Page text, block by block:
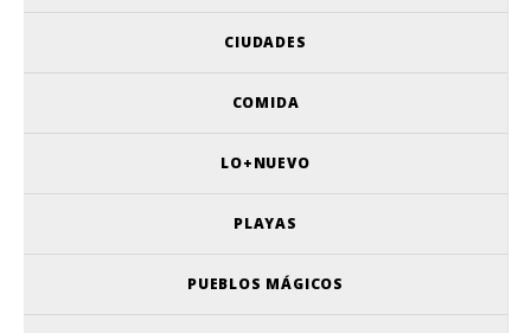
CIUDADES
COMIDA
LO+NUEVO
PLAYAS
PUEBLOS MÁGICOS